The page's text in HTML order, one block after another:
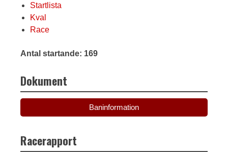
Startlista
Kval
Race
Antal startande: 169
Dokument
Baninformation
Racerapport